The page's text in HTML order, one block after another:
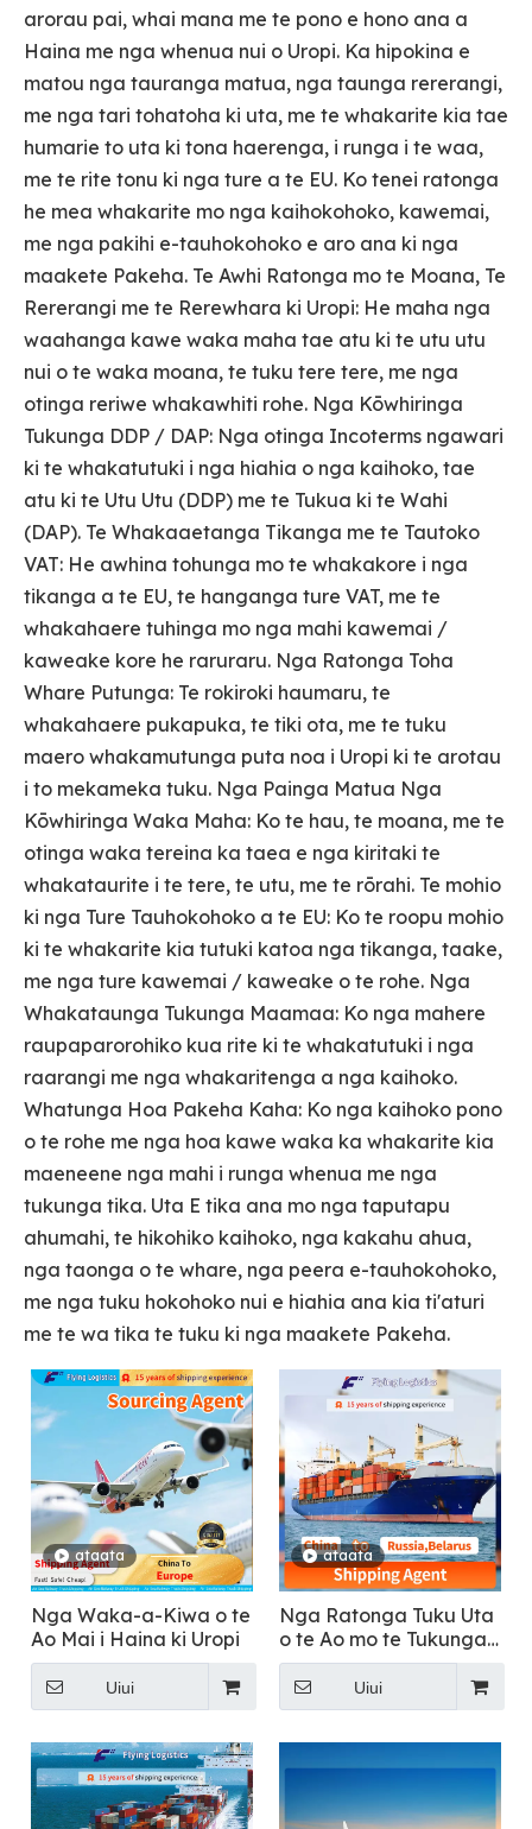
arorau pai, whai mana me te pono e hono ana a
Haina me nga whenua nui o Uropi. Ka hipokina e
matou nga tauranga matua, nga taunga rererangi,
me nga tari tohatoha ki uta, me te whakarite kia tae
humarie to uta ki tona haerenga, i runga i te waa,
me te rite tonu ki nga ture a te EU. Ko tenei ratonga
he mea whakarite mo nga kaihokohoko, kawemai,
me nga pakihi e-tauhokohoko e aro ana ki nga
maakete Pakeha. Te Awhi Ratonga mo te Moana, Te
Rererangi me te Rerewhara ki Uropi: He maha nga
waahanga kawe waka maha tae atu ki te utu utu
nui o te waka moana, te tuku tere tere, me nga
otinga reriwe whakawhiti rohe. Nga Kōwhiringa
Tukunga DDP / DAP: Nga otinga Incoterms ngawari
ki te whakatutuki i nga hiahia o nga kaihoko, tae
atu ki te Utu Utu (DDP) me te Tukua ki te Wahi
(DAP). Te Whakaaetanga Tikanga me te Tautoko
VAT: He awhina tohunga mo te whakakore i nga
tikanga a te EU, te hanganga ture VAT, me te
whakahaere tuhinga mo nga mahi kawemai /
kaweake kore he raruraru. Nga Ratonga Toha
Whare Putunga: Te rokiroki haumaru, te
whakahaere pukapuka, te tiki ota, me te tuku
maero whakamutunga puta noa i Uropi ki te arotau
i to mekameka tuku. Nga Painga Matua Nga
Kōwhiringa Waka Maha: Ko te hau, te moana, me te
otinga waka tereina ka taea e nga kiritaki te
whakataurite i te tere, te utu, me te rōrahi. Te mohio
ki nga Ture Tauhokohoko a te EU: Ko te roopu mohio
ki te whakarite kia tutuki katoa nga tikanga, taake,
me nga ture kawemai / kaweake o te rohe. Nga
Whakataunga Tukunga Maamaa: Ko nga mahere
raupaparorohiko kua rite ki te whakatutuki i nga
raarangi me nga whakaritenga a nga kaihoko.
Whatunga Hoa Pakeha Kaha: Ko nga kaihoko pono
o te rohe me nga hoa kawe waka ka whakarite kia
maeneene nga mahi i runga whenua me nga
tukunga tika. Uta E tika ana mo nga taputapu
ahumahi, te hikohiko kaihoko, nga kakahu ahua,
nga taonga o te whare, nga peera e-tauhokohoko,
me nga tuku hokohoko nui e hiahia ana kia ti'aturi
me te wa tika te tuku ki nga maakete Pakeha.
ataata
Nga Waka-a-Kiwa o te
Ao Mai i Haina ki Uropi
Uiui
ataata
Nga Ratonga Tuku Uta
o te Ao mo te Tukunga
Uta Whanui Ki Ruhia
Uiui